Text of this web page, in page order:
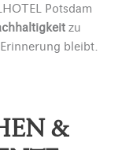
Potsdam
zu
bleibt.
&